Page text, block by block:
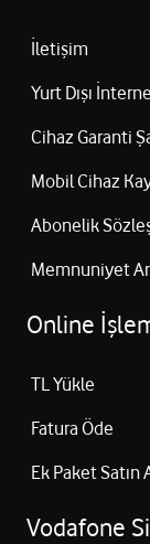
İletişim
Yurt Dışı
Cihaz Garanti
Mobil Cihaz
Abonelik
Memnuniyet
Online
TL Yükle
Fatura Öde
Ek Paket Satın
Vodafone